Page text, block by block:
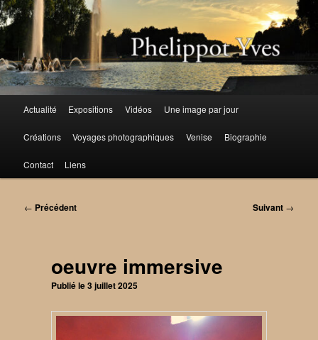
Aller
au
contenu
principal
Actualité Expositions Vidéos Une image par jour
Créations Voyages photographiques Venise Biographie
Contact Liens
Navigation
← Précédent Suivant →
oeuvre immersive
Publié le3 juillet 2025